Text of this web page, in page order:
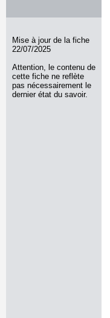
Mise à jour de la fiche
22/07/2025
Attention, le contenu de
cette fiche ne reflète
pas nécessairement le
dernier état du savoir.